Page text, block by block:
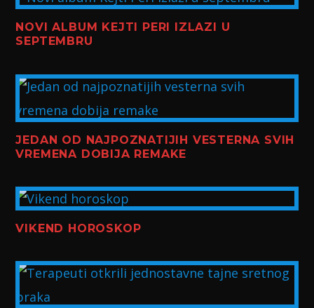
NOVI ALBUM KEJTI PERI IZLAZI U
SEPTEMBRU
JEDAN OD NAJPOZNATIJIH VESTERNA SVIH
VREMENA DOBIJA REMAKE
VIKEND HOROSKOP